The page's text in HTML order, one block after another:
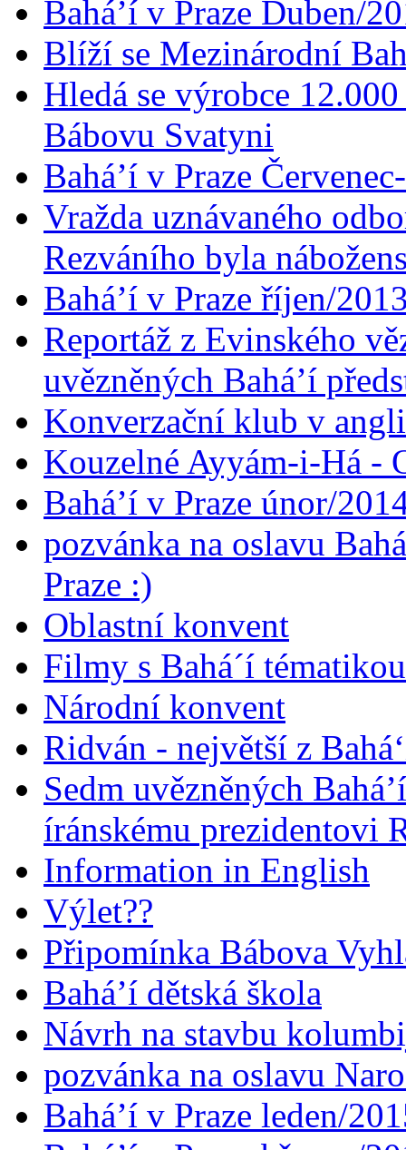
Bahá’í v Praze Duben/
Blíží se Mezinárodní
Hledá se výrobce
Bábovu Svatyni
Bahá’í v Praze
Vražda uznávaného
Rezváního byla
Bahá’í v Praze říjen/
Reportáž z Evinského
uvězněných Bahá’í
Konverzační klub v
Kouzelné Ayyám-i-Há -
Bahá’í v Praze únor/
pozvánka na oslavu
Praze :)
Oblastní konvent
Filmy s Bahá´í
Národní konvent
Ridván - největší z
Sedm uvězněných
íránskému prezidentovi
Information in English
Výlet??
Připomínka Bábova
Bahá’í dětská škola
Návrh na stavbu
pozvánka na oslavu
Bahá’í v Praze leden/